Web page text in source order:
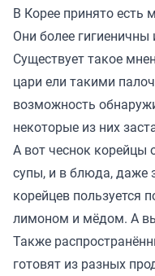
В Корее принято есть
Они более
Существует такое
цари ели такими
возможность
некоторые из них
А вот чеснок корейцы
супы, и в блюда, даже
корейцев пользуется
лимоном и мёдом. А
Также
готовят из разных